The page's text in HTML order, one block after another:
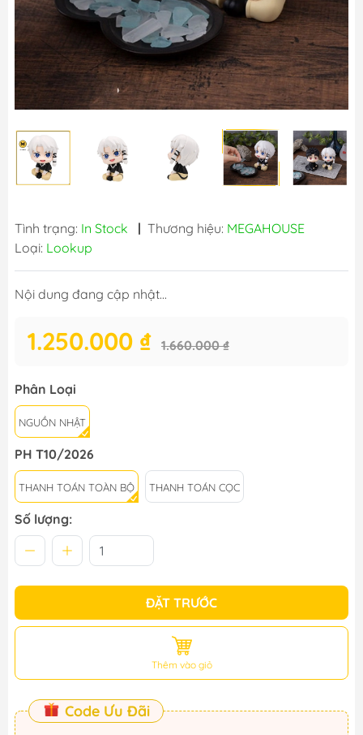
Tình trạng: In Stock | Thương hiệu: MEGAHOUSE
Loại: Lookup
Nội dung đang cập nhật...
1.250.000 ₫ 1.660.000 ₫
Phân Loại
NGUỒN NHẬT
PH T10/2026
THANH TOÁN TOÀN BỘ THANH TOÁN CỌC
Số lượng:
ĐẶT TRƯỚC
Thêm vào giỏ
Code Ưu Đãi